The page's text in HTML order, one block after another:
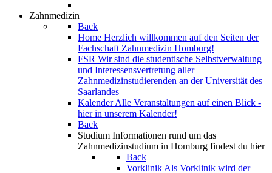
Zahnmedizin
Back
Home Herzlich willkommen auf den Seiten der
Fachschaft Zahnmedizin Homburg!
FSR Wir sind die studentische Selbstverwaltung
und Interessensvertretung aller
Zahnmedizinstudierenden an der Universität des
Saarlandes
KalenderAlle Veranstaltungen auf einen Blick -
hier in unserem Kalender!
Back
Studium Informationen rund um das
Zahnmedizinstudium in Homburg findest du hier
Back
VorklinikAls Vorklinik wird der